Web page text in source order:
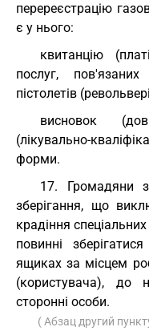
перереєстрацію
є у нього:
квитанцію
послуг,
пістолетів
висновок
(лікувально-
форми.
17. Громадяни
зберігання, що
крадіння
повинні
ящиках за місцем
(користувача), до
сторонні особи.
( Абзац другий